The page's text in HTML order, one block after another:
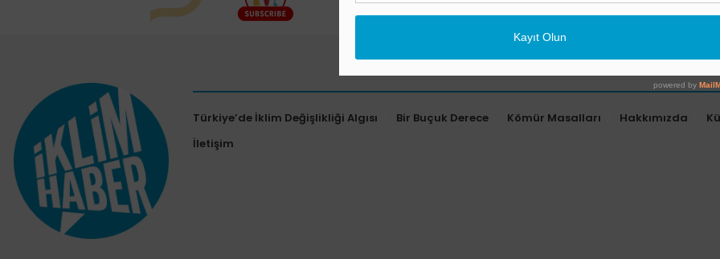
Türkiye’de İklim Değişlikliği Algısı Bir Buçuk Derece Kömür Masalları Hakkımızda
İletişim